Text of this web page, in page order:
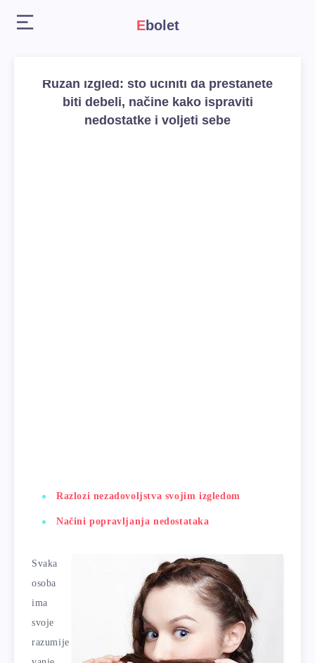
Ebolet
Ružan izgled: što učiniti da prestanete
biti debeli, načine kako ispraviti
nedostatke i voljeti sebe
Razlozi nezadovoljstva svojim izgledom
Načini popravljanja nedostataka
Svaka
osoba
ima
svoje
razumije